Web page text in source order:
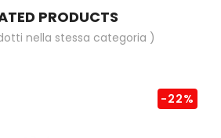
PRODUCTS
nella stessa categoria )
-22%